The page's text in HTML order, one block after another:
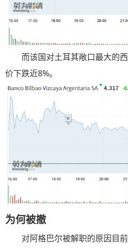
而该国对土耳其敞口最大的
价下跌近8%。
为何被撤
对阿格巴尔被解职的原因目